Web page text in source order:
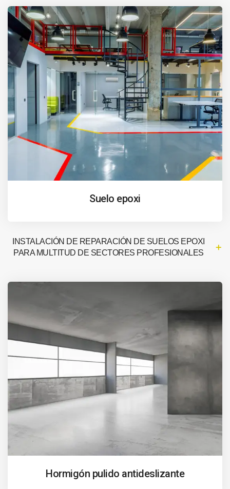
Suelo epoxi
INSTALACIÓN DE REPARACIÓN DE SUELOS EPOXI
PARA MULTITUD DE SECTORES PROFESIONALES
Hormigón pulido antideslizante